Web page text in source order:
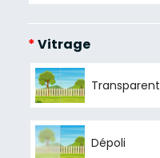
*Vitrage
Transparent
Dépoli